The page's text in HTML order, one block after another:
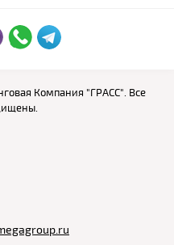
Компания "ГРАСС". Все